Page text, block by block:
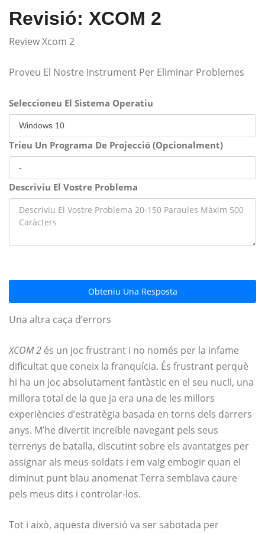
Revisió: XCOM 2
Review Xcom 2
Proveu El Nostre Instrument Per Eliminar Problemes
Seleccioneu El Sistema Operatiu
Trieu Un Programa De Projecció (Opcionalment)
Descriviu El Vostre Problema
Obteniu Una Resposta
Una altra caça d’errors
XCOM 2 és un joc frustrant i no només per la infame
dificultat que coneix la franquícia. És frustrant perquè
hi ha un joc absolutament fantàstic en el seu nucli, una
millora total de la que ja era una de les millors
experiències d’estratègia basada en torns dels darrers
anys. M’he divertit increïble navegant pels seus
terrenys de batalla, discutint sobre els avantatges per
assignar als meus soldats i em vaig embogir quan el
diminut punt blau anomenat Terra semblava caure
pels meus dits i controlar-los.
Tot i això, aquesta diversió va ser sabotada per